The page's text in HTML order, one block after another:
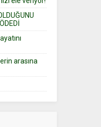
arasına